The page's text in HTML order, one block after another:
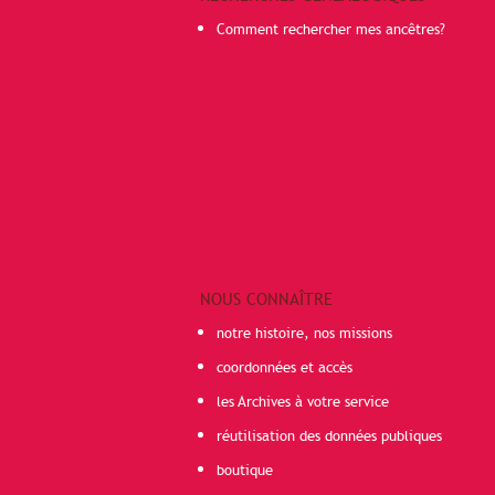
Comment rechercher mes ancêtres?
NOUS CONNAÎTRE
notre histoire, nos missions
coordonnées et accès
les Archives à votre service
réutilisation des données publiques
boutique